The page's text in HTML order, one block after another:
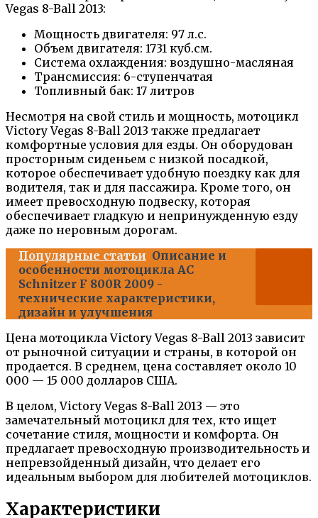
Vegas 8-Ball 2013:
Мощность двигателя: 97 л.с.
Объем двигателя: 1731 куб.см.
Система охлаждения: воздушно-масляная
Трансмиссия: 6-ступенчатая
Топливный бак: 17 литров
Несмотря на свой стиль и мощность, мотоцикл
Victory Vegas 8-Ball 2013 также предлагает
комфортные условия для езды. Он оборудован
просторным сиденьем с низкой посадкой,
которое обеспечивает удобную поездку как для
водителя, так и для пассажира. Кроме того, он
имеет превосходную подвеску, которая
обеспечивает гладкую и непринужденную езду
даже по неровным дорогам.
Популярные статьи Описание и
особенности мотоцикла AC
Schnitzer F 800R 2009 -
технические характеристики,
дизайн и улучшения
Цена мотоцикла Victory Vegas 8-Ball 2013 зависит
от рыночной ситуации и страны, в которой он
продается. В среднем, цена составляет около 10
000 — 15 000 долларов США.
В целом, Victory Vegas 8-Ball 2013 — это
замечательный мотоцикл для тех, кто ищет
сочетание стиля, мощности и комфорта. Он
предлагает превосходную производительность и
непревзойденный дизайн, что делает его
идеальным выбором для любителей мотоциклов.
Характеристики